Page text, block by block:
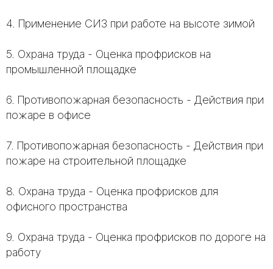
4. Применение СИЗ при работе на высоте зимой
5. Охрана труда - Оценка профрисков на
промышленной площадке
6. Противопожарная безопасность - Действия при
пожаре в офисе
7. Противопожарная безопасность - Действия при
пожаре на строительной площадке
8. Охрана труда - Оценка профрисков для
офисного пространства
9. Охрана труда - Оценка профрисков по дороге на
работу